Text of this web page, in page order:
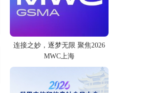
连接之妙，逐梦无限 聚焦2026
MWC上海